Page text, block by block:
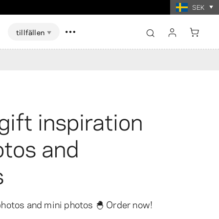
SEK
Spel
Fotoutskrifter i
collageformat
i
tillfällen
logga in
inspiration
and
and mini photos 🐣 Order now!